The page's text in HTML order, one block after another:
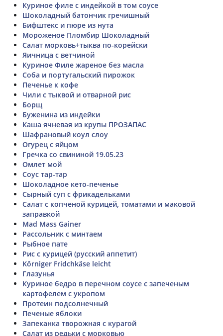
Куриное филе с индейкой в том соусе
Шоколадный батончик гречишный
Бифштекс и пюре из нута
Мороженое Пломбир Шоколадный
Салат морковь+тыква по-корейски
Яичница с ветчиной
Куриное Филе жареное без масла
Соба и португальский пирожок
Печенье к кофе
Чили с тыквой и отварной рис
Борщ
Буженина из индейки
Каша ячневая из крупы ПРОЗАПАС
Шафрановый коул слоу
Огурец с яйцом
Гречка со свининой 19.05.23
Омлет мой
Соус тар-тар
Шоколадное кето-печенье
Сырный суп с фрикадельками
Салат с копченой курицей, томатами и маковой
заправкой
Mad Mass Gainer
Рассольник с минтаем
Рыбное пате
Рис с курицей (русский аппетит)
Körniger Fridchkäse leicht
Глазунья
Куриное бедро в перечном соусе с запеченым
картофелем с укропом
Протеин подсолнечный
Печеные яблоки
Запеканка творожная с курагой
Салат из редьки с морковью